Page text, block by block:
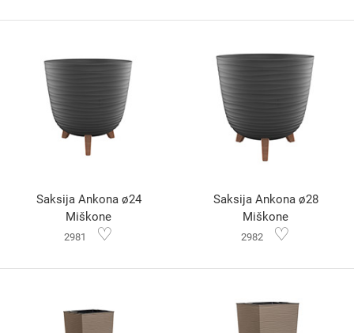
Saksija Ankona ø24
Miškone
2981 ♡
Saksija Ankona ø28
Miškone
2982 ♡